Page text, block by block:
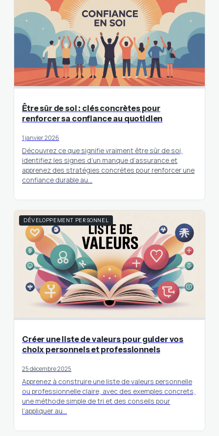
Être sûr de soi : clés concrètes pour
renforcer sa confiance au quotidien
1 janvier 2026
Découvrez ce que signifie vraiment être sûr de soi,
identifiez les signes d’un manque d’assurance et
apprenez des stratégies concrètes pour renforcer une
confiance durable au…
DÉVELOPPEMENT PERSONNEL
Créer une liste de valeurs pour guider vos
choix personnels et professionnels
25 décembre 2025
Apprenez à construire une liste de valeurs personnelle
ou professionnelle claire, avec des exemples concrets,
une méthode simple de tri et des conseils pour
l’appliquer au…